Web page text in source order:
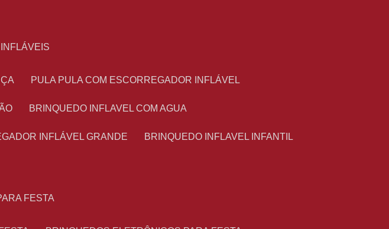
INFLÁVEIS
PULA PULA COM ESCORREGADOR INFLÁVEL
BRINQUEDO INFLAVEL COM AGUA
INFLÁVEL GRANDE BRINQUEDO INFLAVEL INFANTIL
FESTA